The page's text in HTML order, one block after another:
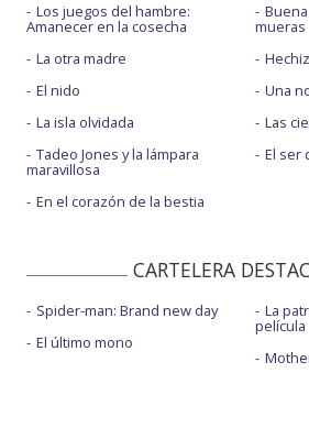
Los juegos del hambre:
Amanecer en la cosecha
La otra madre
El nido
La isla olvidada
Tadeo Jones y la lámpara
maravillosa
En el corazón de la bestia
mueras
Una
Las
El ser
CARTELERA
Spider-man: Brand new day
El último mono
La
película